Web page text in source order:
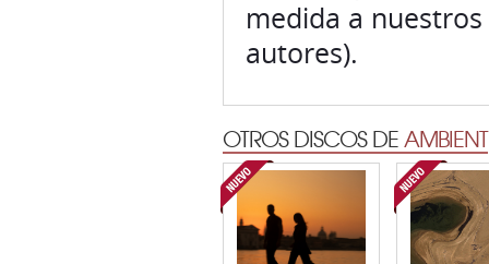
medida a
autores).
OTROS DISCOS DEAMBIENT